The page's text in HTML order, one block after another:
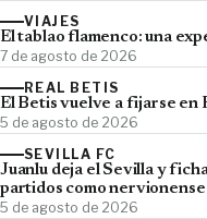
VIAJES
El tablao flamenco: una
7 de agosto de 2026
REAL BETIS
El Betis vuelve a fijarse en
5 de agosto de 2026
SEVILLA FC
Juanlu deja el Sevilla y
partidos como nervionense
5 de agosto de 2026